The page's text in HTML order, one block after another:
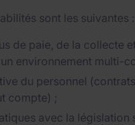
sont les suivantes :
de paie, de la collecte
environnement multi-
du personnel
compte) ;
avec la législation